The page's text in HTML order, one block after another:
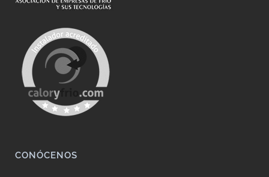
CONÓCENOS